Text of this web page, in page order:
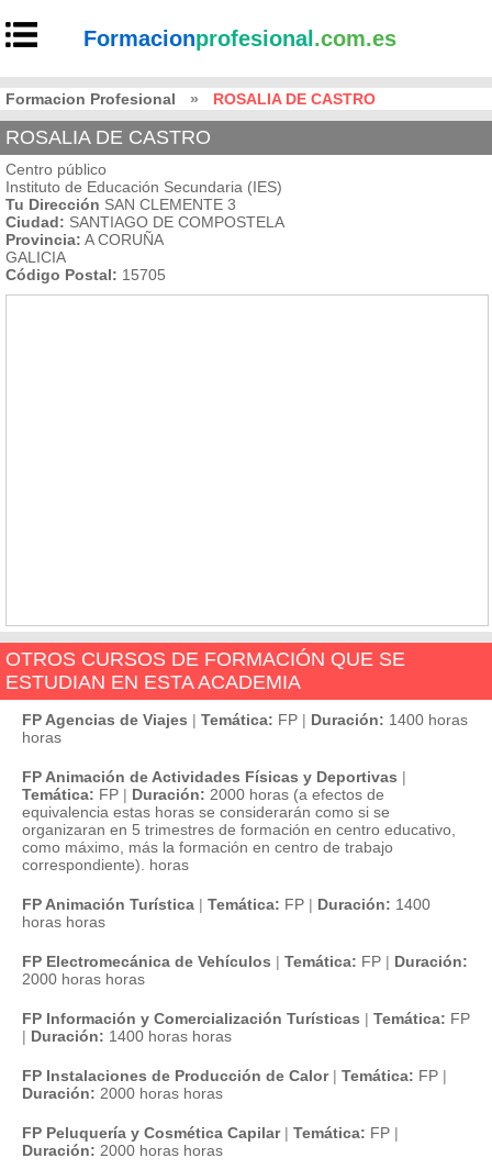
Formacionprofesional .com.es
Formacion Profesional » ROSALIA DE CASTRO
ROSALIA DE CASTRO
Centro público
Instituto de Educación Secundaria (IES)
Tu Dirección SAN CLEMENTE 3
Ciudad: SANTIAGO DE COMPOSTELA
Provincia: A CORUÑA
GALICIA
Código Postal: 15705
OTROS CURSOS DE FORMACIÓN QUE SE
ESTUDIAN EN ESTA ACADEMIA
FP Agencias de Viajes | Temática: FP | Duración: 1400 horas
horas
FP Animación de Actividades Físicas y Deportivas |
Temática: FP | Duración: 2000 horas (a efectos de
equivalencia estas horas se considerarán como si se
organizaran en 5 trimestres de formación en centro educativo,
como máximo, más la formación en centro de trabajo
correspondiente). horas
FP Animación Turística | Temática: FP | Duración: 1400
horas horas
FP Electromecánica de Vehículos | Temática: FP | Duración:
2000 horas horas
FP Información y Comercialización Turísticas | Temática: FP
| Duración: 1400 horas horas
FP Instalaciones de Producción de Calor| Temática: FP |
Duración: 2000 horas horas
FP Peluquería y Cosmética Capilar| Temática: FP |
Duración: 2000 horas horas